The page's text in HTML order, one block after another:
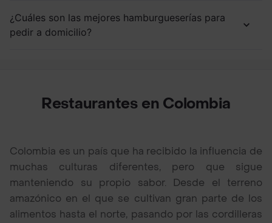
¿Cuáles son las mejores hamburgueserías para
pedir a domicilio?
Restaurantes en Colombia
Colombia es un país que ha recibido la influencia de
muchas culturas diferentes, pero que sigue
manteniendo su propio sabor. Desde el terreno
amazónico en el que se cultivan gran parte de los
alimentos hasta el norte, pasando por las cordilleras